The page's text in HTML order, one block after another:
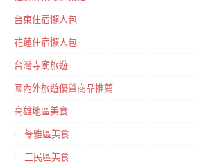
台東住宿懶人包
花蓮住宿懶人包
台灣寺廟旅遊
國內外旅遊優質商品推薦
高雄地區美食
苓雅區美食
三民區美食